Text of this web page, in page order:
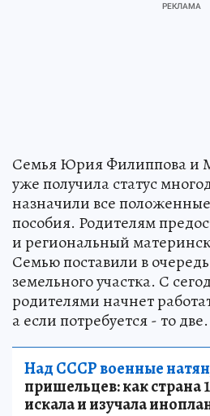
Семья Юрия Филиппова и
уже получила статус
назначили все
пособия. Родителям
и региональный
Семью поставили в
земельного участка. С
родителями начнет
а если потребуется - то две.
Над СССР военные
пришельцев: как страна
искала и изучала